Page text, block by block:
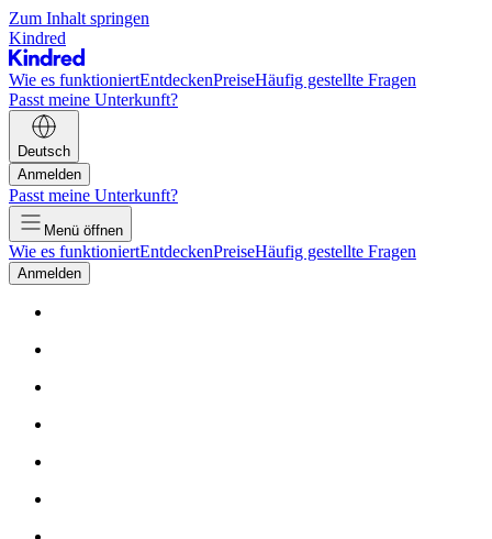
Zum Inhalt springen
Kindred
Wie es funktioniertEntdeckenPreiseHäufig gestellte Fragen
Passt meine Unterkunft?
Deutsch
Anmelden
Passt meine Unterkunft?
Menü öffnen
Wie es funktioniertEntdeckenPreiseHäufig gestellte Fragen
Anmelden